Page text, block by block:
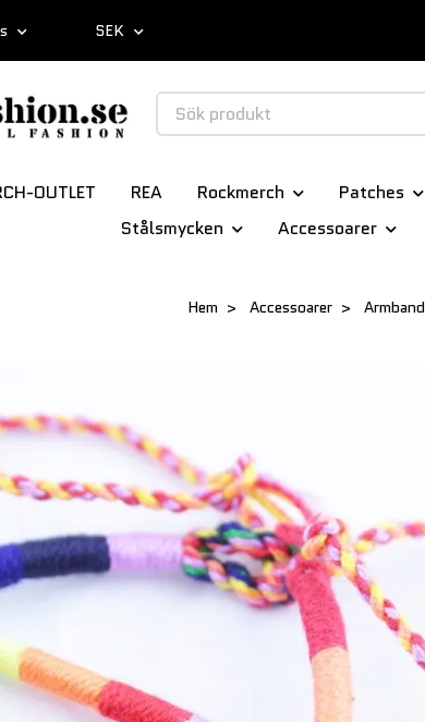
SEK
OUTLET REA Rockmerch Patches
Stålsmycken
Accessoarer
Hem Accessoarer Armband